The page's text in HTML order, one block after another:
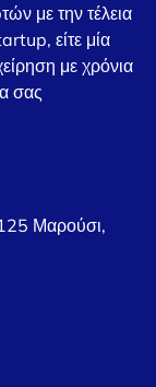
με την τέλεια
είτε μία
με χρόνια
σας
Μαρούσι,